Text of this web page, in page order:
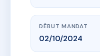
DÉBUT MANDAT
02/10/2024